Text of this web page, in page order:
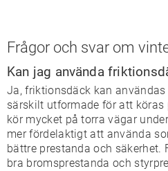
Frågor och svar om
Kan jag använda
Ja, friktionsdäck kan användas
särskilt utformade för att köras
kör mycket på torra vägar
mer fördelaktigt att använda
bättre prestanda och säkerhet.
bra bromsprestanda och